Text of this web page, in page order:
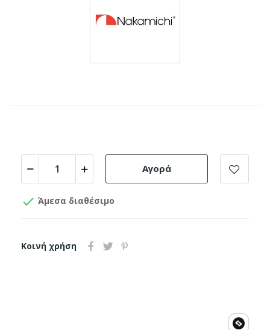
Αγορά
 Άμεσα διαθέσιμο
Κοινή χρήση